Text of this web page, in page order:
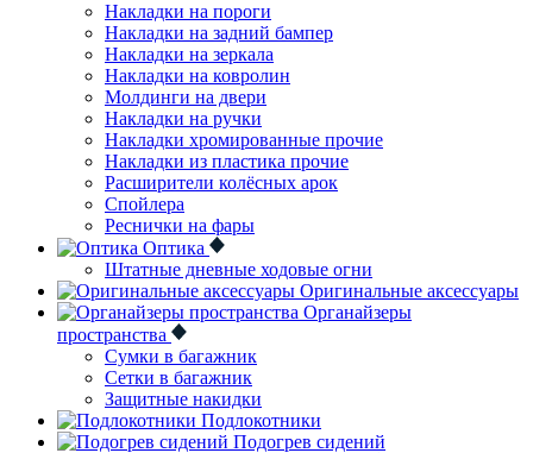
Накладки на пороги
Накладки на задний бампер
Накладки на зеркала
Накладки на ковролин
Молдинги на двери
Накладки на ручки
Накладки хромированные прочие
Накладки из пластика прочие
Расширители колёсных арок
Спойлера
Реснички на фары
Оптика
Штатные дневные ходовые огни
Оригинальные аксессуары
Органайзеры
пространства
Сумки в багажник
Сетки в багажник
Защитные накидки
Подлокотники
Подогрев сидений